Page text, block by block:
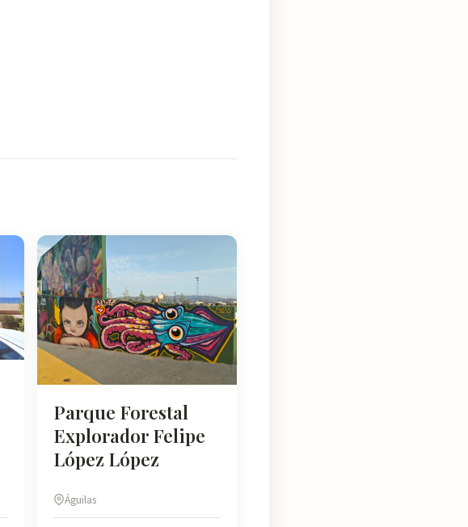
Parque Forestal
Explorador Felipe
López López
Águilas